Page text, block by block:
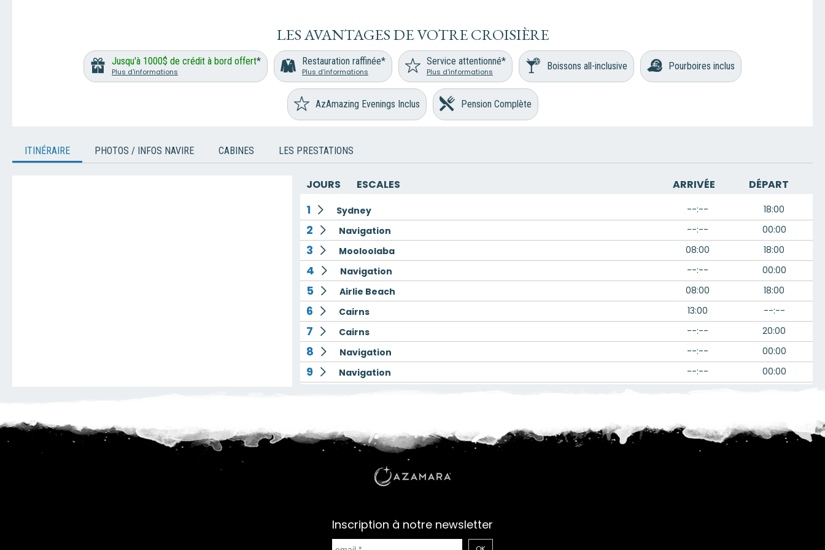
LES AVANTAGES DE VOTRE CROISIÈRE
Jusqu'à 1000$ de crédit à bord offert*
Plus d'informations
Restauration raffinée*
Plus d'informations
Service attentionné*
Plus d'informations Boissons all-inclusive Pourboires inclus
AzAmazing Evenings Inclus Pension Complète
ITINÉRAIRE PHOTOS / INFOS NAVIRE CABINES LES PRESTATIONS
JOURS ESCALES ARRIVÉE DÉPART
1 Sydney --:-- 18:00
2 Navigation --:-- 00:00
3 Mooloolaba 08:00 18:00
4 Navigation --:-- 00:00
5 Airlie Beach 08:00 18:00
6 Cairns 13:00 --:--
7 Cairns --:-- 20:00
8 Navigation --:-- 00:00
9 Navigation --:-- 00:00
12 Navigation --:-- 00:00
Navigation --:--
Benoa
Jakarta
Inscription à notre newsletter